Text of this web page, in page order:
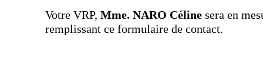
Votre VRP, Mme. NARO Céline sera en
remplissant ce formulaire de contact.